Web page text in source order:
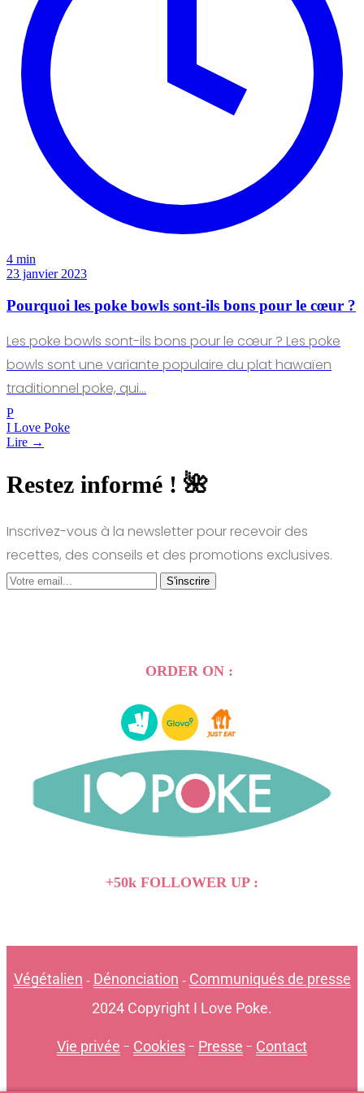
4 min
23 janvier 2023
Pourquoi les poke bowls sont-ils bons pour le cœur ?
Les poke bowls sont-ils bons pour le cœur ? Les poke
bowls sont une variante populaire du plat hawaïen
traditionnel poke, qui…
P
I Love Poke
Lire →
Restez informé ! 🌺
Inscrivez-vous à la newsletter pour recevoir des
recettes, des conseils et des promotions exclusives.
S'inscrire
ORDER ON :
+50k FOLLOWER UP :
Végétalien - Dénonciation - Communiqués de presse
2024 Copyright I Love Poke.
Vie privée - Cookies- Presse - Contact